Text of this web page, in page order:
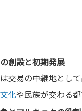
の創設と初期発展
は交易の中継地とし
文化や民族が交わる都